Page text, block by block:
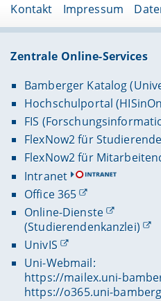
Kontakt Impressum
Zentrale Online-Services
Bamberger Katalog
Hochschulportal
FIS
FlexNow2 für Studierende
FlexNow2 für
Intranet
Office 365
Online-Dienste
(Studierendenkanzlei)
UnivIS
Uni-Webmail:
https://mailex.uni-
https://o365.uni-